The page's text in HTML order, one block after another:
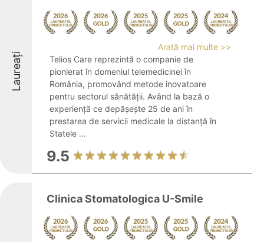
Laureați
Arată mai multe >>
Telios Care reprezintă o companie de
pionierat în domeniul telemedicinei în
România, promovând metode inovatoare
pentru sectorul sănătății. Având la bază o
experiență ce depășește 25 de ani în
prestarea de servicii medicale la distanță în
Statele ...
9.5
Clinica Stomatologica U-Smile